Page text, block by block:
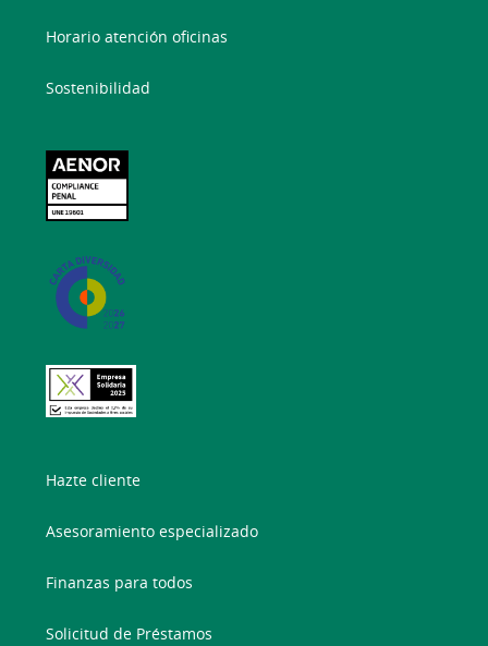
Horario atención oficinas
Sostenibilidad
Hazte cliente
Asesoramiento especializado
Finanzas para todos
Solicitud de Préstamos